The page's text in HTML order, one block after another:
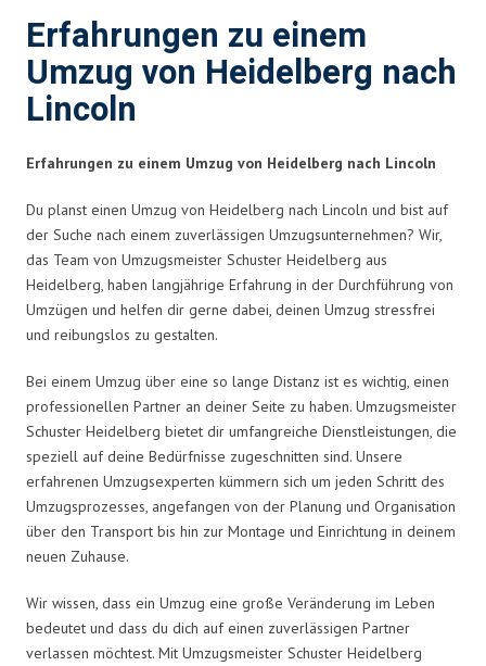
Erfahrungen zu einem
Umzug von Heidelberg nach
Lincoln
Erfahrungen zu einem Umzug von Heidelberg nach Lincoln
Du planst einen Umzug von Heidelberg nach Lincoln und bist auf
der Suche nach einem zuverlässigen Umzugsunternehmen? Wir,
das Team von Umzugsmeister Schuster Heidelberg aus
Heidelberg, haben langjährige Erfahrung in der Durchführung von
Umzügen und helfen dir gerne dabei, deinen Umzug stressfrei
und reibungslos zu gestalten.
Bei einem Umzug über eine so lange Distanz ist es wichtig, einen
professionellen Partner an deiner Seite zu haben. Umzugsmeister
Schuster Heidelberg bietet dir umfangreiche Dienstleistungen, die
speziell auf deine Bedürfnisse zugeschnitten sind. Unsere
erfahrenen Umzugsexperten kümmern sich um jeden Schritt des
Umzugsprozesses, angefangen von der Planung und Organisation
über den Transport bis hin zur Montage und Einrichtung in deinem
neuen Zuhause.
Wir wissen, dass ein Umzug eine große Veränderung im Leben
bedeutet und dass du dich auf einen zuverlässigen Partner
verlassen möchtest. Mit Umzugsmeister Schuster Heidelberg